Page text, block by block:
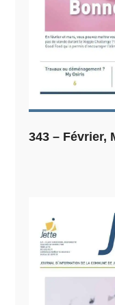
343 – Février,